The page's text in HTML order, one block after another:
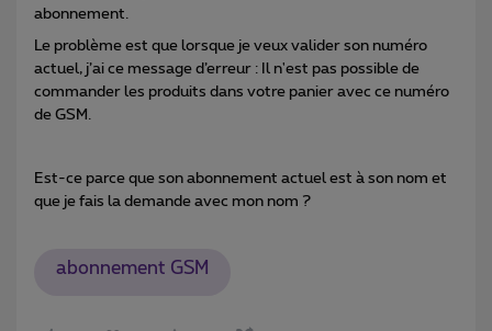
abonnement.
Le problème est que lorsque je veux valider son numéro
actuel, j’ai ce message d’erreur : Il n'est pas possible de
commander les produits dans votre panier avec ce numéro
de GSM.
Est-ce parce que son abonnement actuel est à son nom et
que je fais la demande avec mon nom ?
abonnement GSM